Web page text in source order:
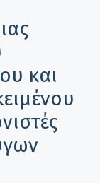
και